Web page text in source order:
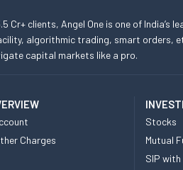
Cr+ clients, Angel One is one of
algorithmic trading, smart orders,
capital markets like a pro.
Charges
Stocks
Mutual
SIP with